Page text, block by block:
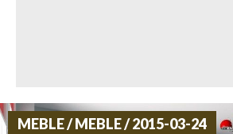
MEBLE / MEBLE / 2015-03-24